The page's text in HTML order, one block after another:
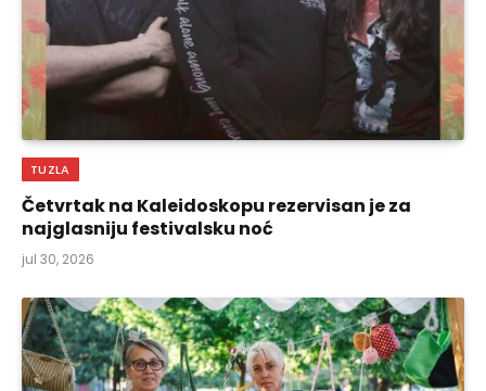
TUZLA
Četvrtak na Kaleidoskopu rezervisan je za
najglasniju festivalsku noć
jul 30, 2026